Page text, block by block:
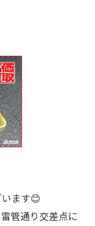
ます😊
管通り交差点に